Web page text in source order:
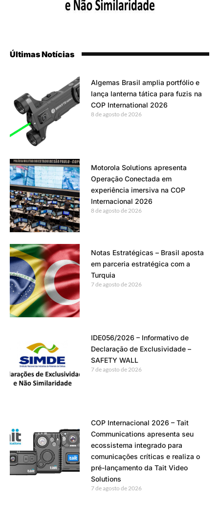
Últimas Notícias
Algemas Brasil amplia portfólio e
lança lanterna tática para fuzis na
COP International 2026
8 de agosto de 2026
Motorola Solutions apresenta
Operação Conectada em
experiência imersiva na COP
Internacional 2026
8 de agosto de 2026
Notas Estratégicas – Brasil aposta
em parceria estratégica com a
Turquia
7 de agosto de 2026
IDE056/2026 – Informativo de
Declaração de Exclusividade –
SAFETY WALL
7 de agosto de 2026
COP Internacional 2026 – Tait
Communications apresenta seu
ecossistema integrado para
comunicações críticas e realiza o
pré-lançamento da Tait Video
Solutions
7 de agosto de 2026